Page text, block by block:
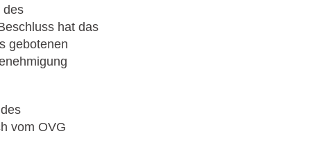
des
hat das
gebotenen
vom OVG